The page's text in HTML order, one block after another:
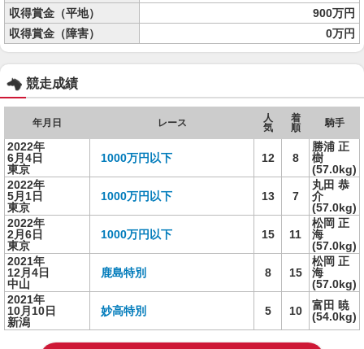
収得賞金（平地）
900万円
収得賞金（障害）
0万円
競走成績
年月日 レース
人
気
着
順
騎手
2022年
6月4日
東京
1000万円以下 12 8
勝浦 正
樹
(57.0kg)
2022年
5月1日
東京
1000万円以下 13 7
丸田 恭
介
(57.0kg)
2022年
2月6日
東京
1000万円以下 15 11
松岡 正
海
(57.0kg)
2021年
12月4日
中山
鹿島特別 8 15
松岡 正
海
(57.0kg)
2021年
10月10日
新潟
妙高特別 5 10
富田 暁
(54.0kg)